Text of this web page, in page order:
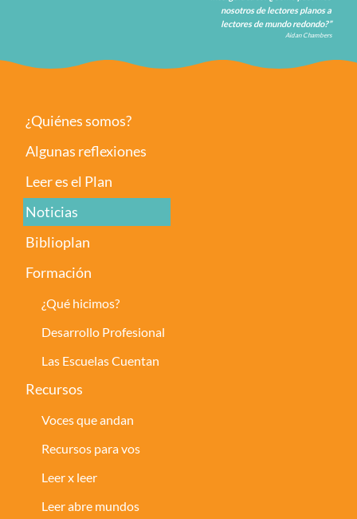
nosotros de lectores planos a
lectores de mundo redondo?”
Aidan Chambers
¿Quiénes somos?
Algunas reflexiones
Leer es el Plan
Noticias
Biblioplan
Formación
¿Qué hicimos?
Desarrollo Profesional
Las Escuelas Cuentan
Recursos
Voces que andan
Recursos para vos
Leer x leer
Leer abre mundos